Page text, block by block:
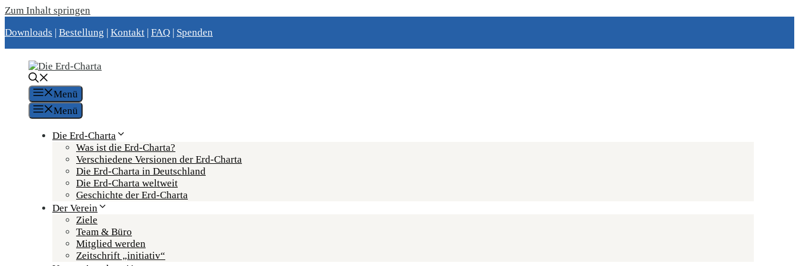
Zum Inhalt springen
Downloads | Bestellung | Kontakt | FAQ | Spenden
Menü
Menü
Die Erd-Charta
Was ist die Erd-Charta?
Verschiedene Versionen der Erd-Charta
Die Erd-Charta in Deutschland
Die Erd-Charta weltweit
Geschichte der Erd-Charta
Der Verein
Ziele
Team & Büro
Mitglied werden
Zeitschrift „initiativ“